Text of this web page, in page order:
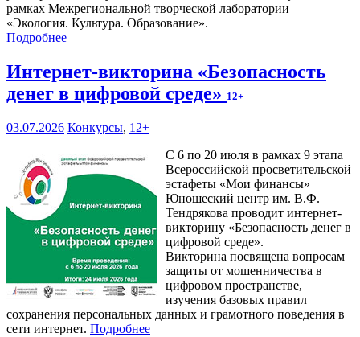
рамках Межрегиональной творческой лаборатории
«Экология. Культура. Образование».
Подробнее
Интернет-викторина «Безопасность
денег в цифровой среде» 12+
03.07.2026 Конкурсы, 12+
С 6 по 20 июля в рамках 9 этапа
Всероссийской просветительской
эстафеты «Мои финансы»
Юношеский центр им. В.Ф.
Тендрякова проводит интернет-
викторину «Безопасность денег в
цифровой среде».
Викторина посвящена вопросам
защиты от мошенничества в
цифровом пространстве,
изучения базовых правил
сохранения персональных данных и грамотного поведения в
сети интернет. Подробнее